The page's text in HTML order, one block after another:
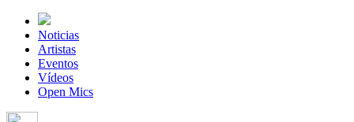
Noticias
Artistas
Eventos
Vídeos
Open Mics